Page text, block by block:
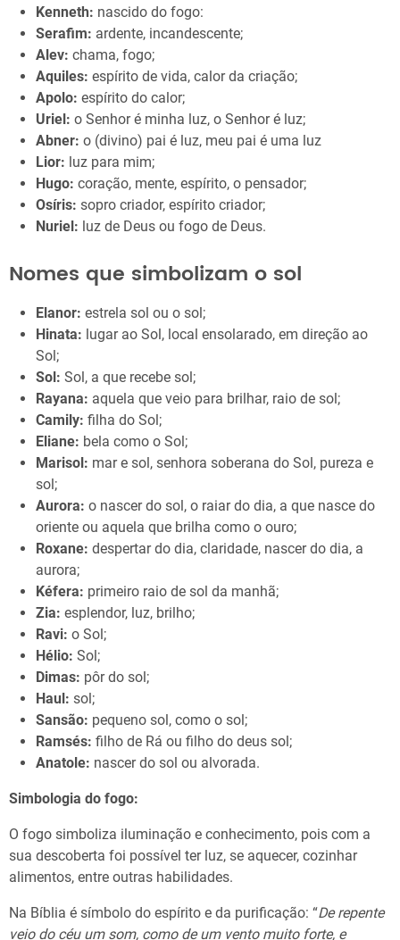
Kenneth: nascido do fogo:
Serafim: ardente, incandescente;
Alev: chama, fogo;
Aquiles: espírito de vida, calor da criação;
Apolo: espírito do calor;
Uriel: o Senhor é minha luz, o Senhor é luz;
Abner: o (divino) pai é luz, meu pai é uma luz
Lior: luz para mim;
Hugo: coração, mente, espírito, o pensador;
Osíris: sopro criador, espírito criador;
Nuriel: luz de Deus ou fogo de Deus.
Nomes que simbolizam o sol
Elanor: estrela sol ou o sol;
Hinata: lugar ao Sol, local ensolarado, em direção ao
Sol;
Sol: Sol, a que recebe sol;
Rayana: aquela que veio para brilhar, raio de sol;
Camily: filha do Sol;
Eliane: bela como o Sol;
Marisol: mar e sol, senhora soberana do Sol, pureza e
sol;
Aurora: o nascer do sol, o raiar do dia, a que nasce do
oriente ou aquela que brilha como o ouro;
Roxane: despertar do dia, claridade, nascer do dia, a
aurora;
Kéfera: primeiro raio de sol da manhã;
Zia: esplendor, luz, brilho;
Ravi: o Sol;
Hélio: Sol;
Dimas: pôr do sol;
Haul: sol;
Sansão: pequeno sol, como o sol;
Ramsés: filho de Rá ou filho do deus sol;
Anatole: nascer do sol ou alvorada.
Simbologia do fogo:
O fogo simboliza iluminação e conhecimento, pois com a
sua descoberta foi possível ter luz, se aquecer, cozinhar
alimentos, entre outras habilidades.
Na Bíblia é símbolo do espírito e da purificação: “De repente
veio do céu um som, como de um vento muito forte, e